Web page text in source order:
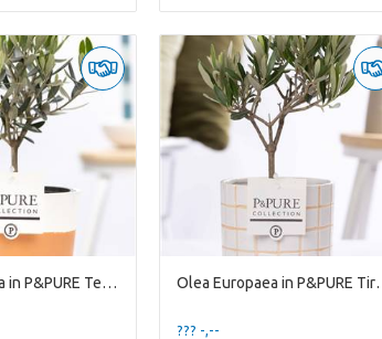
Olea Europaea in P&PURE Terra Cotta 4 White Olea
??? -,--